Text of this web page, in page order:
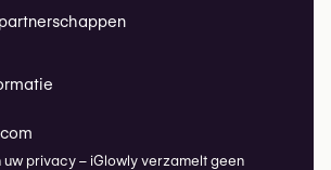
privacy – iGlowly verzamelt geen